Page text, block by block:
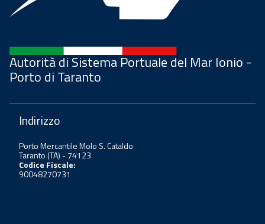
Autorità di Sistema Portuale del Mar Ionio -
Porto di Taranto
Indirizzo
Porto Mercantile Molo S. Cataldo
Taranto (TA) - 74123
Codice Fiscale:
90048270731